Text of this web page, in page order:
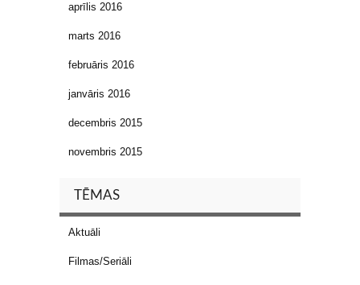
aprīlis 2016
marts 2016
februāris 2016
janvāris 2016
decembris 2015
novembris 2015
TĒMAS
Aktuāli
Filmas/Seriāli